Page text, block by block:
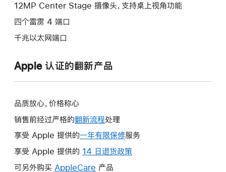
12MP Center Stage 摄像头，支持桌上视角功能
四个雷雳 4 端口
千兆以太网端口
Apple 认证的翻新产品
品质放心，价格称心
销售前经过严格的翻新流程处理
享受 Apple 提供的一年有限保修此
操
服务
享受 Apple 提供的 14 日退货政策
可另外购买 AppleCare 此
产品